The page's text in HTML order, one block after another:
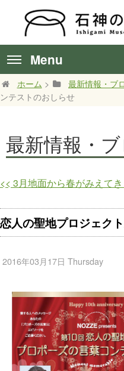
Menu
ホーム > 最新情報・ブ
ンテストのおしらせ
最新情報・
<< 3月地面から春がみえて
恋人の聖地プロジェク
2016年03月17日 Thursday